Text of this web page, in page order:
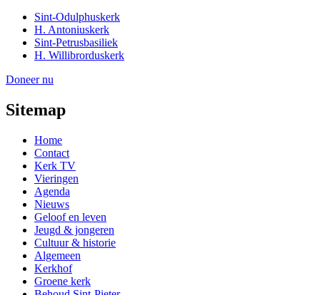
Sint-Odulphuskerk
H. Antoniuskerk
Sint-Petrusbasiliek
H. Willibrorduskerk
Doneer nu
Sitemap
Home
Contact
Kerk TV
Vieringen
Agenda
Nieuws
Geloof en leven
Jeugd & jongeren
Cultuur & historie
Algemeen
Kerkhof
Groene kerk